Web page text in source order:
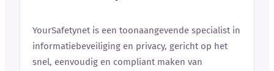
YourSafetynet is een toonaangevende specialist in
informatiebeveiliging en privacy, gericht op het
snel, eenvoudig en compliant maken van